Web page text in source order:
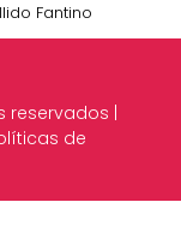
Fantino
|
de